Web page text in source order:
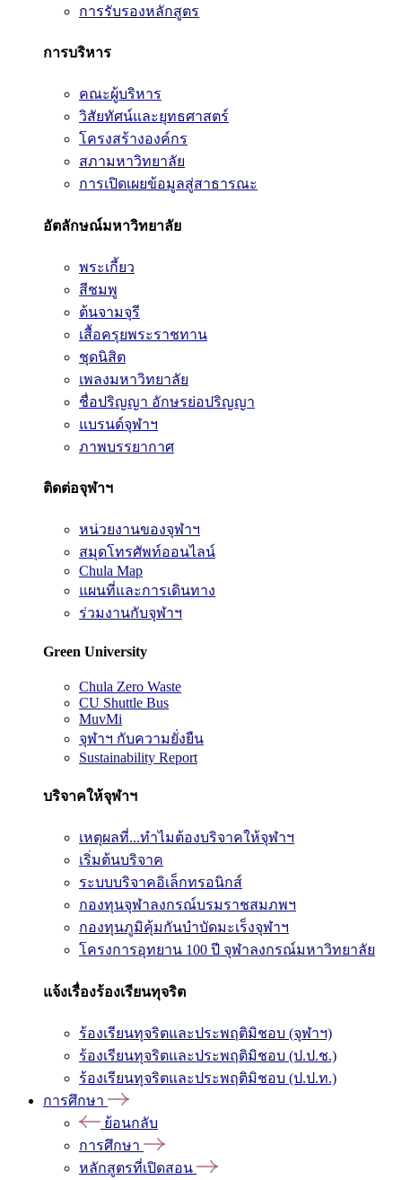
การรับรองหลักสูตร
การบริหาร
คณะผู้บริหาร
วิสัยทัศน์และยุทธศาสตร์
โครงสร้างองค์กร
สภามหาวิทยาลัย
การเปิดเผยข้อมูลสู่สาธารณะ
อัตลักษณ์มหาวิทยาลัย
พระเกี้ยว
สีชมพู
ต้นจามจุรี
เสื้อครุยพระราชทาน
ชุดนิสิต
เพลงมหาวิทยาลัย
ชื่อปริญญา อักษรย่อปริญญา
แบรนด์จุฬาฯ
ภาพบรรยากาศ
ติดต่อจุฬาฯ
หน่วยงานของจุฬาฯ
สมุดโทรศัพท์ออนไลน์
Chula Map
แผนที่และการเดินทาง
ร่วมงานกับจุฬาฯ
Green University
Chula Zero Waste
CU Shuttle Bus
MuvMi
จุฬาฯ กับความยั่งยืน
Sustainability Report
บริจาคให้จุฬาฯ
เหตุผลที่...ทำไมต้องบริจาคให้จุฬาฯ
เริ่มต้นบริจาค
ระบบบริจาคอิเล็กทรอนิกส์
กองทุนจุฬาลงกรณ์บรมราชสมภพฯ
กองทุนภูมิคุ้มกันบำบัดมะเร็งจุฬาฯ
โครงการอุทยาน 100 ปี จุฬาลงกรณ์มหาวิทยาลัย
แจ้งเรื่องร้องเรียนทุจริต
ร้องเรียนทุจริตและประพฤติมิชอบ (จุฬาฯ)
ร้องเรียนทุจริตและประพฤติมิชอบ (ป.ป.ช.)
ร้องเรียนทุจริตและประพฤติมิชอบ (ป.ป.ท.)
การศึกษา
ย้อนกลับ
การศึกษา
หลักสูตรที่เปิดสอน